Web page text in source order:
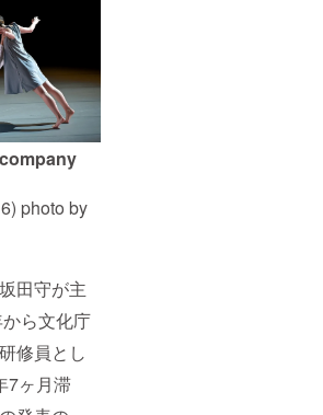
photo by
田守が主
ら文化庁
修員とし
7ヶ月滞